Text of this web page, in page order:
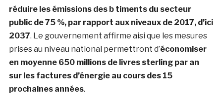
réduire les émissions des b timents du secteur
public de 75 %, par rapport aux niveaux de 2017, d’ici
2037. Le gouvernement affirme aisi que les mesures
prises au niveau national permettront d’économiser
en moyenne 650 millions de livres sterling par an
sur les factures d’énergie au cours des 15
prochaines années.